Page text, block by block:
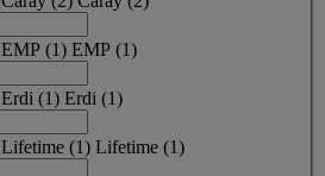
EMP (1) EMP (1)
Erdi (1) Erdi (1)
Lifetime (1) Lifetime (1)